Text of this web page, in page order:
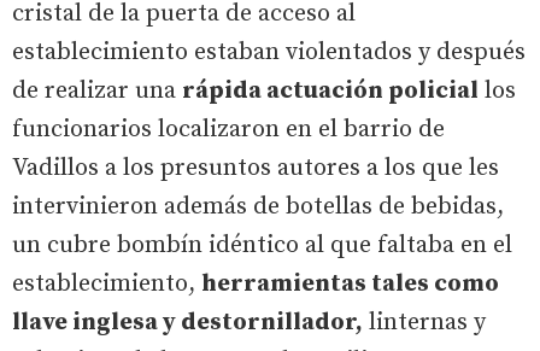
cristal de la puerta de acceso al
establecimiento estaban violentados y después
de realizar una rápida actuación policial los
funcionarios localizaron en el barrio de
Vadillos a los presuntos autores a los que les
intervinieron además de botellas de bebidas,
un cubre bombín idéntico al que faltaba en el
establecimiento, herramientas tales como
llave inglesa y destornillador, linternas y